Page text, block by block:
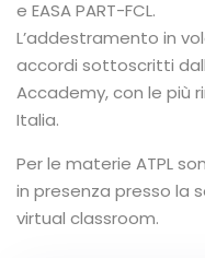
e EASA PART-FCL.
L’addestramento in
accordi sottoscritti
Accademy, con le più
Italia.
Per le materie ATPL
in presenza presso la
virtual classroom.